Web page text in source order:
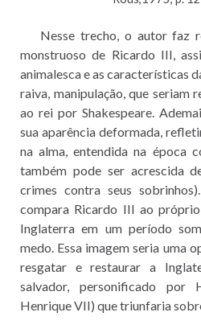
Nesse trecho, o autor faz
monstruoso de Ricardo III,
animalesca e as características
raiva, manipulação, que seriam
ao rei por Shakespeare.
sua aparência deformada,
na alma, entendida na época
também pode ser acrescida
crimes contra seus
compara Ricardo III ao
Inglaterra em um período
medo. Essa imagem seria uma
resgatar e restaurar a
salvador, personificado por
Henrique VII) que triunfaria